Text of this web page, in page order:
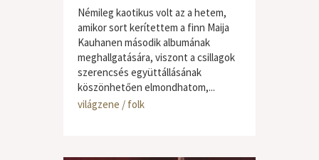
Némileg kaotikus volt az a hetem,
amikor sort kerítettem a finn Maija
Kauhanen második albumának
meghallgatására, viszont a csillagok
szerencsés együttállásának
köszönhetően elmondhatom,...
világzene / folk